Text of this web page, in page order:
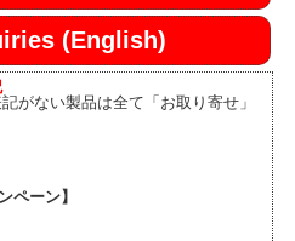
(English)
がない製品は全て「お取り寄せ」
ペーン】